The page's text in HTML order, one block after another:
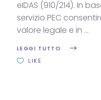
eIDAS (910/214). In
servizio PEC
valore legale e in
LEGGI TUTTO
LIKE